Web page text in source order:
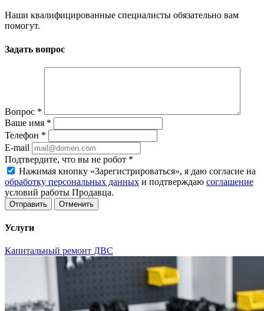
Наши квалифицированные специалисты обязательно вам
помогут.
Задать вопрос
Вопрос *
Ваше имя *
Телефон *
E-mail
Подтвердите, что вы не робот *
Нажимая кнопку «Зарегистрироваться», я даю согласие на
обработку персональных данных и подтверждаю соглашение
условий работы Продавца.
Отменить
Услуги
Капитальный ремонт ДВС